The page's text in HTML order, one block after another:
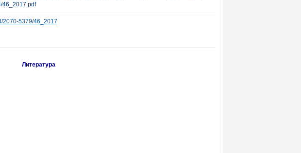
46_2017.pdf
2070-5379/46_2017
Литература